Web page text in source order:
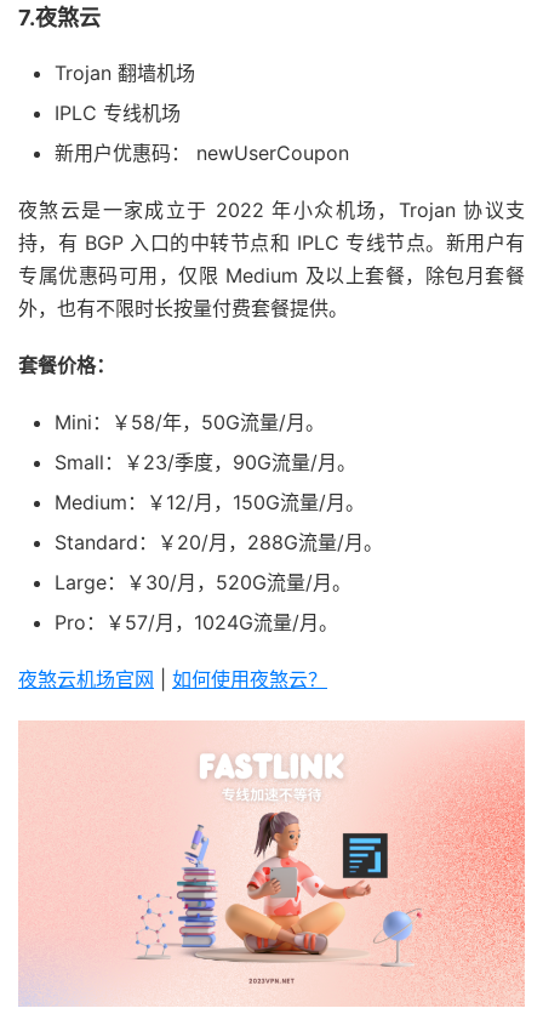
7.夜煞云
Trojan 翻墙机场
IPLC 专线机场
新用户优惠码： newUserCoupon
夜煞云是一家成立于 2022 年小众机场，Trojan 协议支
持，有 BGP 入口的中转节点和 IPLC 专线节点。新用户有
专属优惠码可用，仅限 Medium 及以上套餐，除包月套餐
外，也有不限时长按量付费套餐提供。
套餐价格：
Mini：￥58/年，50G流量/月。
Small：￥23/季度，90G流量/月。
Medium：￥12/月，150G流量/月。
Standard：￥20/月，288G流量/月。
Large：￥30/月，520G流量/月。
Pro：￥57/月，1024G流量/月。
夜煞云机场官网 如何使用夜煞云？